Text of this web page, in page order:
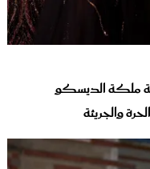
ملكة الديسكو